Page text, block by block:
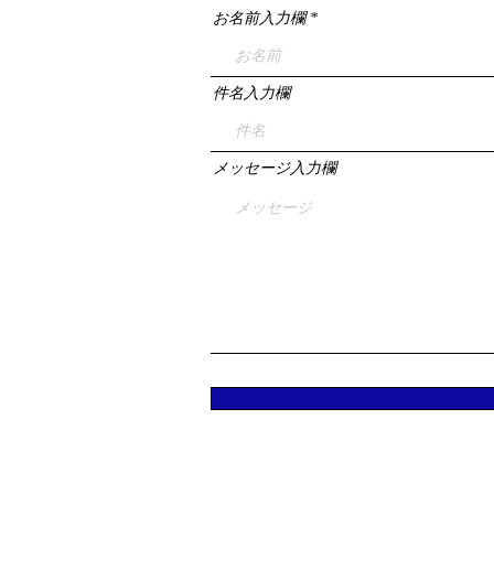
お名前入力欄
件名入力欄
メッセージ入力欄